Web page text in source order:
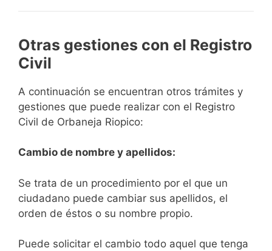
Otras gestiones con el Registro
Civil
A continuación se encuentran otros trámites y
gestiones que puede realizar con el Registro
Civil de Orbaneja Riopico:
Cambio de nombre y apellidos:
Se trata de un procedimiento por el que un
ciudadano puede cambiar sus apellidos, el
orden de éstos o su nombre propio.
Puede solicitar el cambio todo aquel que tenga